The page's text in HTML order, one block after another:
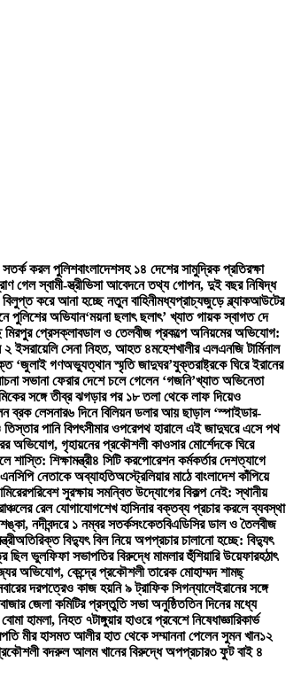
সতর্ক করল পুলিশবাংলাদেশসহ ১৪ দেশের সামুদ্রিক প্রতিরক্ষা
গেল স্বামী-স্ত্রীভিসা আবেদনে তথ্য গোপন, দুই বছর নিষিদ্ধ
বিলুপ্ত করে আনা হচ্ছে নতুন বাহিনীমধ্যপ্রাচ্যজুড়ে ব্ল্যাকআউটের
পুলিশের অভিযান‘ময়না ছলাৎ ছলাৎ’ খ্যাত গায়ক স্বাগত দে
প্রেসক্লাবডাল ও তেলবীজ প্রকল্পে অনিয়মের অভিযোগ:
২ ইসরায়েলি সেনা নিহত, আহত ৪মহেশখালীর এলএনজি টার্মিনাল
‘জুলাই গণঅভ্যুত্থান স্মৃতি জাদুঘর’যুক্তরাষ্ট্রকে ঘিরে ইরানের
সভানা ফেরার দেশে চলে গেলেন ‘গজনি’খ্যাত অভিনেতা
সঙ্গে তীব্র ঝগড়ার পর ১৮ তলা থেকে লাফ দিয়েও
ব্রক লেসনার৬ দিনে বিলিয়ন ডলার আয় ছাড়াল ‘স্পাইডার-
তিস্তার পানি বিপৎসীমার ওপরেপথ হারালে এই জাদুঘরে এসে পথ
অভিযোগ, গৃহায়নের প্রকৌশলী কাওসার মোর্শেদকে ঘিরে
শাস্তি: শিক্ষামন্ত্রী৪ সিটি করপোরেশন কর্মকর্তার দেশত্যাগে
নেতাকে অব্যাহতিঅস্ট্রেলিয়ার মাঠে বাংলাদেশ কাঁপিয়ে
পরিবেশ সুরক্ষায় সমন্বিত উদ্যোগের বিকল্প নেই: স্থানীয়
রেল যোগাযোগশেখ হাসিনার বক্তব্য প্রচার করলে ব্যবস্থা
নদীবন্দরে ১ নম্বর সতর্কসংকেতবিএডিসির ডাল ও তৈলবীজ
অতিরিক্ত বিদ্যুৎ বিল নিয়ে অপপ্রচার চালানো হচ্ছে: বিদ্যুৎ
ছিল ভুলফিফা সভাপতির বিরুদ্ধে মামলার হুঁশিয়ারি উয়েফারহঠাৎ
অভিযোগ, কেন্দ্রে প্রকৌশলী তারেক মোহাম্মদ শামছ্
দরপত্রেও কাজ হয়নি ৯ ট্রাফিক সিগন্যালেইরানের সঙ্গে
জেলা কমিটির প্রস্তুতি সভা অনুষ্ঠিততিন দিনের মধ্যে
হামলা, নিহত ৭টাঙ্গুয়ার হাওরে প্রবেশে নিষেধাজ্ঞারিকার্ভ
মীর হাসমত আলীর হাত থেকে সম্মাননা পেলেন সুমন খান১২
বদরুল আলম খানের বিরুদ্ধে অপপ্রচার৩ ফুট বাই ৪